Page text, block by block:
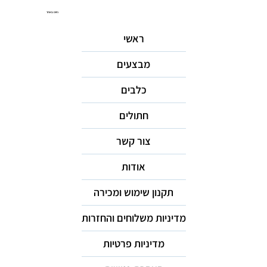
ניווט באתר
ראשי
מבצעים
כלבים
חתולים
צור קשר
אודות
תקנון שימוש ומכירה
מדיניות משלוחים והחזרות
מדיניות פרטיות